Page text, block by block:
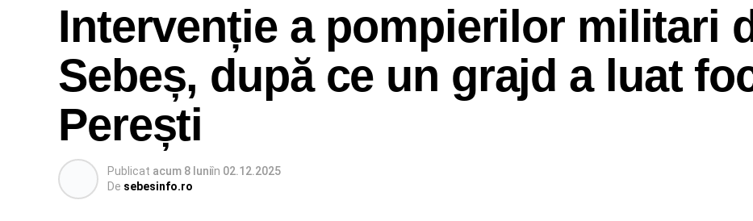
Intervenție a pompierilor militari
Sebeș, după ce un grajd a luat
Perești
Publicat acum 8 luniîn 02.12.2025
De sebesinfo.ro